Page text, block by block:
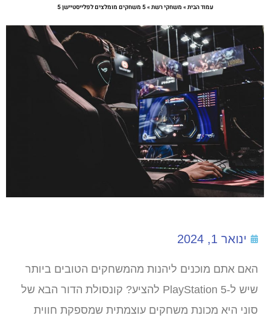
עמוד הבית»משחקי רשת»5 משחקים מומלצים לפלייסטיישן 5
ינואר 1, 2024
האם אתם מוכנים ליהנות מהמשחקים הטובים ביותר
שיש ל-PlayStation 5 להציע? קונסולת הדור הבא של
סוני היא מכונת משחקים עוצמתית שמספקת חווית